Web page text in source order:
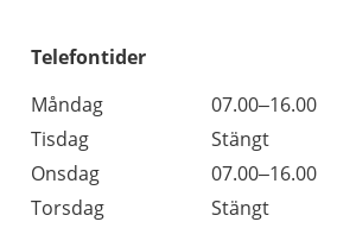
Telefontider
Måndag
07.00–16.00
Tisdag
Stängt
Onsdag
07.00–16.00
Torsdag
Stängt